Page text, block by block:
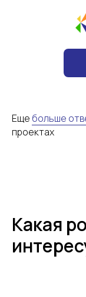
Еще больше
проектах
Какая